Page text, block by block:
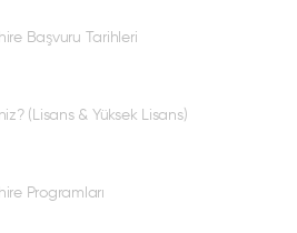
Başvuru Tarihleri
(Lisans & Yüksek Lisans)
Programları